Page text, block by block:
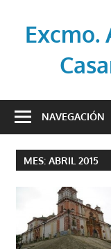
contenido
oficial
Ayuntamiento
de
Casariche
NAVEGACIÓN
MES: ABRIL 2015